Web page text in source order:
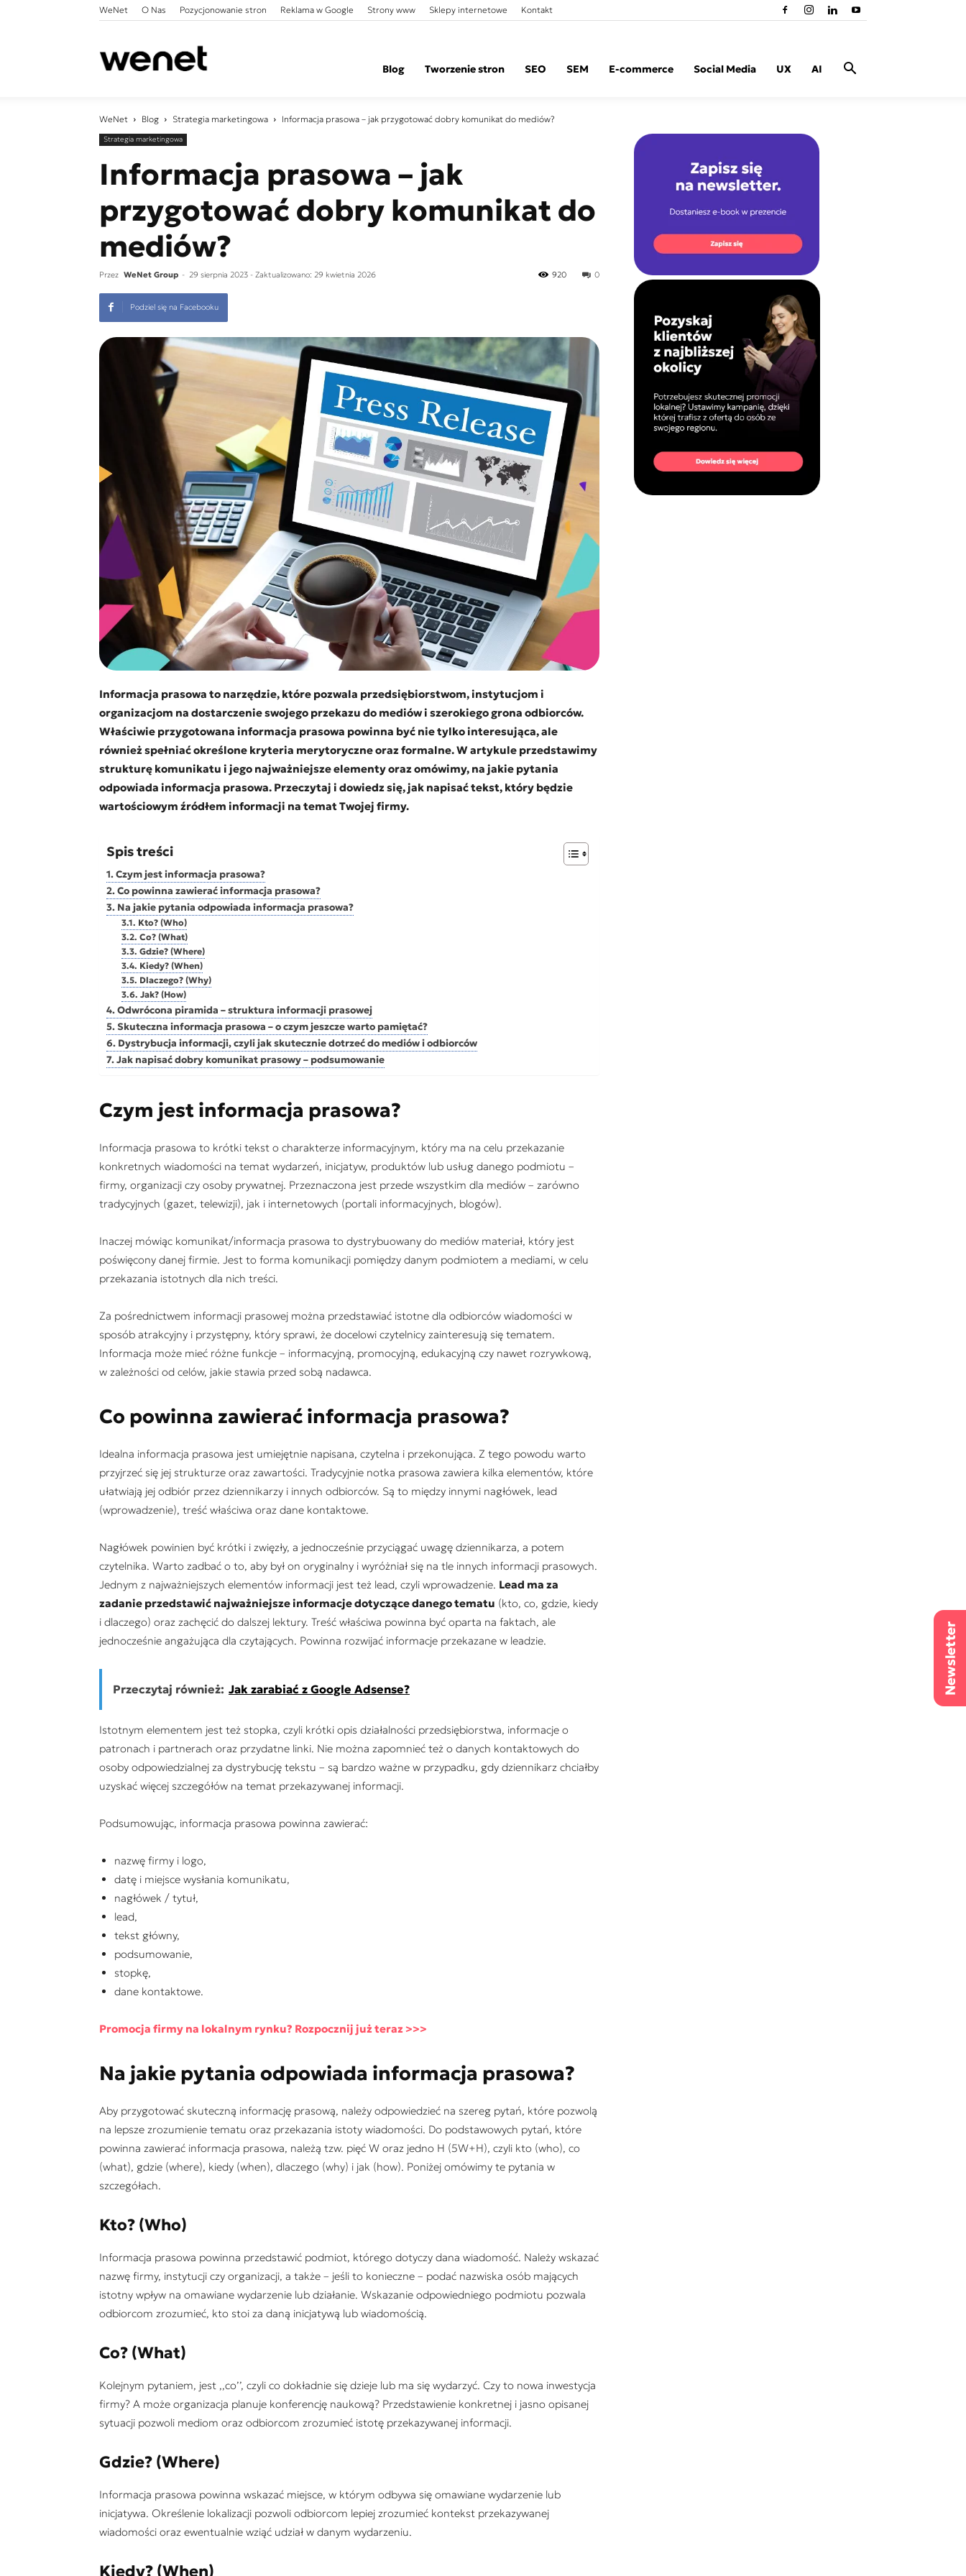
WeNet O Nas Pozycjonowanie stron Reklama w Google Strony www Sklepy internetowe Kontakt
Blog
Tworzenie stron SEO SEM E-commerce Social Media UX AI
WeNet Blog Strategia marketingowa Informacja prasowa – jak przygotować dobry komunikat do mediów?
Strategia marketingowa
Informacja prasowa – jak
przygotować dobry komunikat do
mediów?
Przez WeNet Group - 29 sierpnia 2023 - Zaktualizowano: 29 kwietnia 2026 0
920
Podziel się na Facebooku
Informacja prasowa to narzędzie, które pozwala przedsiębiorstwom, instytucjom i
organizacjom na dostarczenie swojego przekazu do mediów i szerokiego grona odbiorców.
Właściwie przygotowana informacja prasowa powinna być nie tylko interesująca, ale
również spełniać określone kryteria merytoryczne oraz formalne. W artykule przedstawimy
strukturę komunikatu i jego najważniejsze elementy oraz omówimy, na jakie pytania
odpowiada informacja prasowa. Przeczytaj i dowiedz się, jak napisać tekst, który będzie
wartościowym źródłem informacji na temat Twojej firmy.
Spis treści
Czym jest informacja prasowa?
Co powinna zawierać informacja prasowa?
Na jakie pytania odpowiada informacja prasowa?
Kto? (Who)
Co? (What)
Gdzie? (Where)
Kiedy? (When)
Dlaczego? (Why)
Jak? (How)
Odwrócona piramida – struktura informacji prasowej
Skuteczna informacja prasowa – o czym jeszcze warto pamiętać?
Dystrybucja informacji, czyli jak skutecznie dotrzeć do mediów i odbiorców
Jak napisać dobry komunikat prasowy – podsumowanie
Czym jest informacja prasowa?
Informacja prasowa to krótki tekst o charakterze informacyjnym, który ma na celu przekazanie
konkretnych wiadomości na temat wydarzeń, inicjatyw, produktów lub usług danego podmiotu –
firmy, organizacji czy osoby prywatnej. Przeznaczona jest przede wszystkim dla mediów – zarówno
tradycyjnych (gazet, telewizji), jak i internetowych (portali informacyjnych, blogów).
Inaczej mówiąc komunikat/informacja prasowa to dystrybuowany do mediów materiał, który jest
poświęcony danej firmie. Jest to forma komunikacji pomiędzy danym podmiotem a mediami, w celu
przekazania istotnych dla nich treści.
Za pośrednictwem informacji prasowej można przedstawiać istotne dla odbiorców wiadomości w
sposób atrakcyjny i przystępny, który sprawi, że docelowi czytelnicy zainteresują się tematem.
Informacja może mieć różne funkcje – informacyjną, promocyjną, edukacyjną czy nawet rozrywkową,
w zależności od celów, jakie stawia przed sobą nadawca.
Co powinna zawierać informacja prasowa?
Idealna informacja prasowa jest umiejętnie napisana, czytelna i przekonująca. Z tego powodu warto
przyjrzeć się jej strukturze oraz zawartości. Tradycyjnie notka prasowa zawiera kilka elementów, które
ułatwiają jej odbiór przez dziennikarzy i innych odbiorców. Są to między innymi nagłówek, lead
(wprowadzenie), treść właściwa oraz dane kontaktowe.
Nagłówek powinien być krótki i zwięzły, a jednocześnie przyciągać uwagę dziennikarza, a potem
czytelnika. Warto zadbać o to, aby był on oryginalny i wyróżniał się na tle innych informacji prasowych.
Jednym z najważniejszych elementów informacji jest też lead, czyli wprowadzenie. Lead ma za
zadanie przedstawić najważniejsze informacje dotyczące danego tematu (kto, co, gdzie, kiedy
i dlaczego) oraz zachęcić do dalszej lektury. Treść właściwa powinna być oparta na faktach, ale
jednocześnie angażująca dla czytających. Powinna rozwijać informacje przekazane w leadzie.
Przeczytaj również: Jak zarabiać z Google Adsense?
Istotnym elementem jest też stopka, czyli krótki opis działalności przedsiębiorstwa, informacje o
patronach i partnerach oraz przydatne linki. Nie można zapomnieć też o danych kontaktowych do
osoby odpowiedzialnej za dystrybucję tekstu – są bardzo ważne w przypadku, gdy dziennikarz chciałby
uzyskać więcej szczegółów na temat przekazywanej informacji.
Podsumowując, informacja prasowa powinna zawierać:
nazwę firmy i logo,
datę i miejsce wysłania komunikatu,
nagłówek / tytuł,
lead,
tekst główny,
podsumowanie,
stopkę,
dane kontaktowe.
Promocja firmy na lokalnym rynku? Rozpocznij już teraz >>>
Na jakie pytania odpowiada informacja prasowa?
Aby przygotować skuteczną informację prasową, należy odpowiedzieć na szereg pytań, które pozwolą
na lepsze zrozumienie tematu oraz przekazania istoty wiadomości. Do podstawowych pytań, które
powinna zawierać informacja prasowa, należą tzw. pięć W oraz jedno H (5W+H), czyli kto (who), co
(what), gdzie (where), kiedy (when), dlaczego (why) i jak (how). Poniżej omówimy te pytania w
szczegółach.
Kto? (Who)
Informacja prasowa powinna przedstawić podmiot, którego dotyczy dana wiadomość. Należy wskazać
nazwę firmy, instytucji czy organizacji, a także – jeśli to konieczne – podać nazwiska osób mających
istotny wpływ na omawiane wydarzenie lub działanie. Wskazanie odpowiedniego podmiotu pozwala
odbiorcom zrozumieć, kto stoi za daną inicjatywą lub wiadomością.
Co? (What)
Kolejnym pytaniem, jest ,,co’’, czyli co dokładnie się dzieje lub ma się wydarzyć. Czy to nowa inwestycja
firmy? A może organizacja planuje konferencję naukową? Przedstawienie konkretnej i jasno opisanej
sytuacji pozwoli mediom oraz odbiorcom zrozumieć istotę przekazywanej informacji.
Gdzie? (Where)
Informacja prasowa powinna wskazać miejsce, w którym odbywa się omawiane wydarzenie lub
inicjatywa. Określenie lokalizacji pozwoli odbiorcom lepiej zrozumieć kontekst przekazywanej
wiadomości oraz ewentualnie wziąć udział w danym wydarzeniu.
Kiedy? (When)